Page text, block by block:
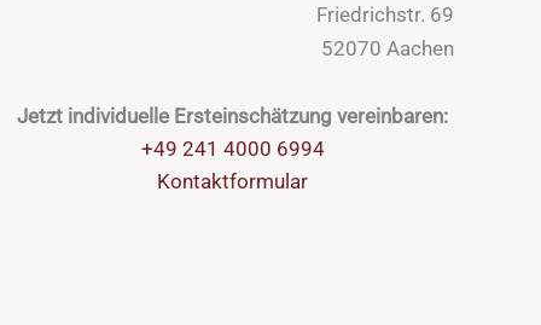
Friedrichstr. 69
52070 Aachen
Jetzt individuelle Ersteinschätzung vereinbaren:
+49 241 4000 6994
Kontaktformular